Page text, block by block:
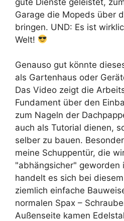
Garage die Mopeds über
bringen. UND: Es ist
Welt!
Genauso gut könnte
als Gartenhaus oder
Das Video zeigt die
Fundament über den
zum Nageln der
auch als Tutorial dienen,
selber zu bauen.
meine Schuppentür, die
"abhängsicher" geworden
handelt es sich bei
ziemlich einfache
normalen Spax –
Außenseite kamen